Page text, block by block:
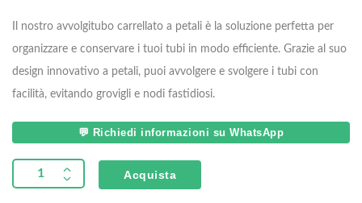
Il nostro avvolgitubo carrellato a petali è la soluzione perfetta per
organizzare e conservare i tuoi tubi in modo efficiente. Grazie al suo
design innovativo a petali, puoi avvolgere e svolgere i tubi con
facilità, evitando grovigli e nodi fastidiosi.
💬 Richiedi informazioni su WhatsApp
Acquista